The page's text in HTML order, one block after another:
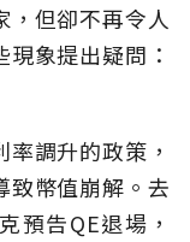
但卻不再令人
象提出疑問：
調升的政策，
致幣值崩解。去
預告QE退場，